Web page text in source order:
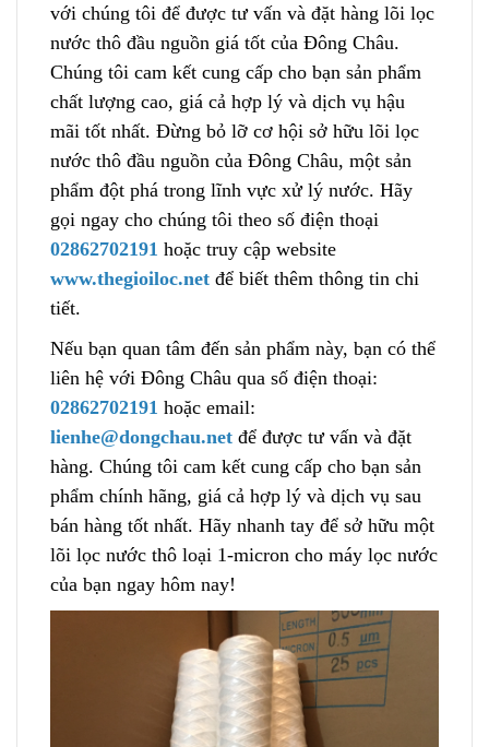
với chúng tôi để được tư vấn và đặt hàng lõi lọc
nước thô đầu nguồn giá tốt của Đông Châu.
Chúng tôi cam kết cung cấp cho bạn sản phẩm
chất lượng cao, giá cả hợp lý và dịch vụ hậu
mãi tốt nhất. Đừng bỏ lỡ cơ hội sở hữu lõi lọc
nước thô đầu nguồn của Đông Châu, một sản
phẩm đột phá trong lĩnh vực xử lý nước. Hãy
gọi ngay cho chúng tôi theo số điện thoại
02862702191 hoặc truy cập website
www.thegioiloc.net để biết thêm thông tin chi
tiết.
Nếu bạn quan tâm đến sản phẩm này, bạn có thể
liên hệ với Đông Châu qua số điện thoại:
02862702191 hoặc email:
lienhe@dongchau.net để được tư vấn và đặt
hàng. Chúng tôi cam kết cung cấp cho bạn sản
phẩm chính hãng, giá cả hợp lý và dịch vụ sau
bán hàng tốt nhất. Hãy nhanh tay để sở hữu một
lõi lọc nước thô loại 1-micron cho máy lọc nước
của bạn ngay hôm nay!